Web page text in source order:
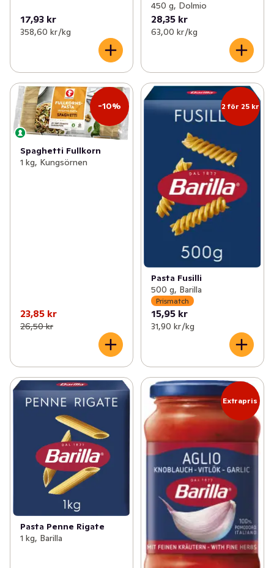
17,93 kr
358,60 kr /kg
450 g, Dolmio
28,35 kr
63,00 kr /kg
-10%
Spaghetti Fullkorn
1 kg, Kungsörnen
23,85 kr
26,50 kr
2 för 25 kr
Pasta Fusilli
500 g, Barilla
Prismatch
15,95 kr
31,90 kr /kg
Pasta Penne Rigate
1 kg, Barilla
Extrapris